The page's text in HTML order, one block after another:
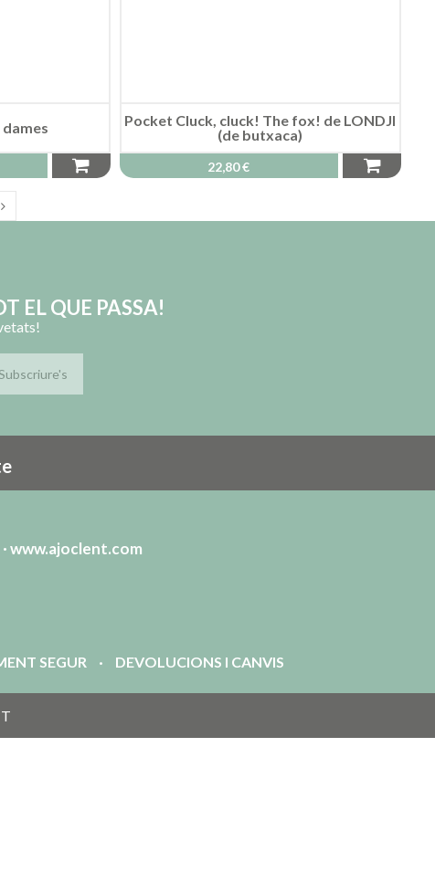
Pocket Cluck, cluck! The fox! de LONDJI
(de butxaca)
22,80 €
EL QUE PASSA!
·www.ajoclent.com
SEGUR DEVOLUCIONS I CANVIS